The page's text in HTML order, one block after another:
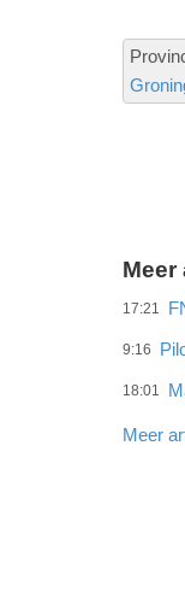
Meer
17:21
9:16
18:01
Meer